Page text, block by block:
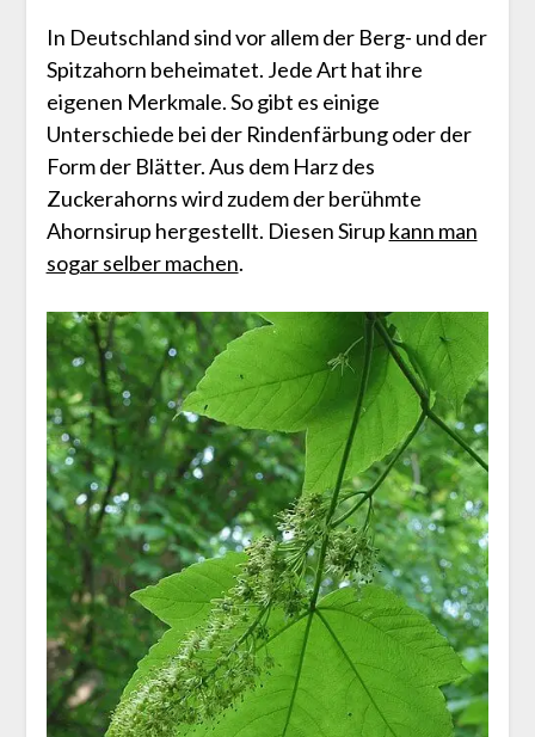
In Deutschland sind vor allem der Berg- und der
Spitzahorn beheimatet. Jede Art hat ihre
eigenen Merkmale. So gibt es einige
Unterschiede bei der Rindenfärbung oder der
Form der Blätter. Aus dem Harz des
Zuckerahorns wird zudem der berühmte
Ahornsirup hergestellt. Diesen Sirup kann man
sogar selber machen.